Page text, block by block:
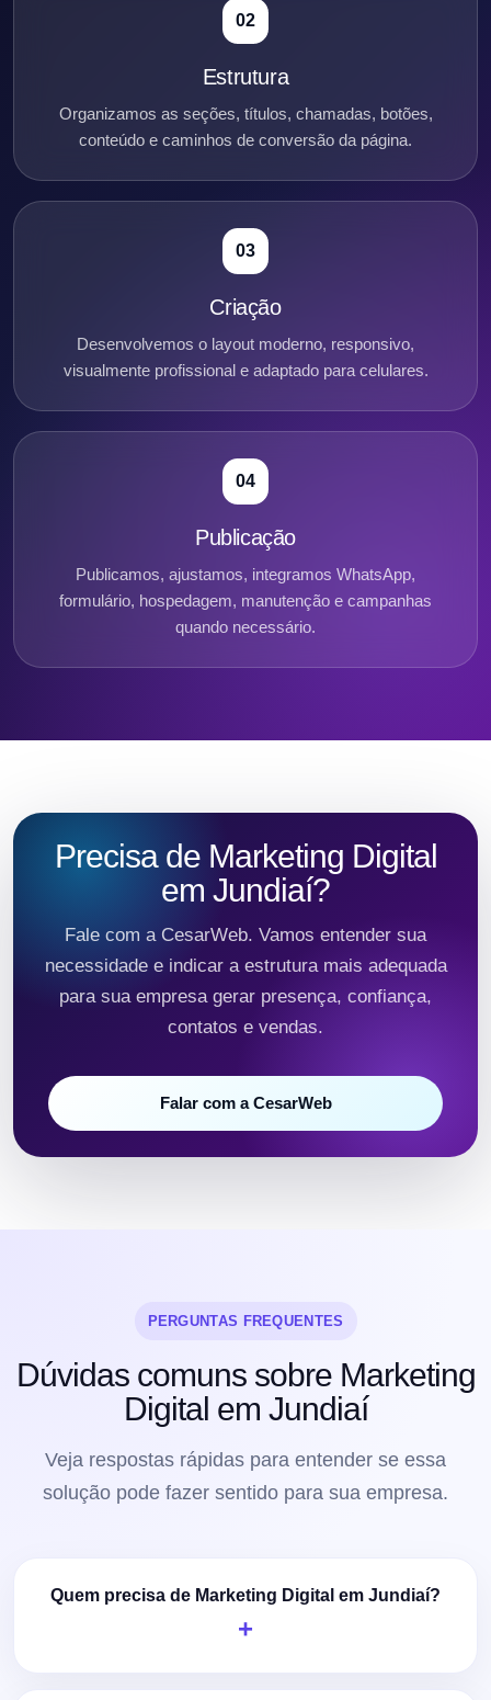
02
Estrutura
Organizamos as seções, títulos, chamadas, botões,
conteúdo e caminhos de conversão da página.
03
Criação
Desenvolvemos o layout moderno, responsivo,
visualmente profissional e adaptado para celulares.
04
Publicação
Publicamos, ajustamos, integramos WhatsApp,
formulário, hospedagem, manutenção e campanhas
quando necessário.
Precisa de Marketing Digital
em Jundiaí?
Fale com a CesarWeb. Vamos entender sua
necessidade e indicar a estrutura mais adequada
para sua empresa gerar presença, confiança,
contatos e vendas.
Falar com a CesarWeb
PERGUNTAS FREQUENTES
Dúvidas comuns sobre Marketing
Digital em Jundiaí
Veja respostas rápidas para entender se essa
solução pode fazer sentido para sua empresa.
Quem precisa de Marketing Digital em Jundiaí?